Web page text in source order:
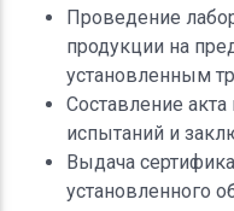
Проведение
продукции на
установленным
Составление
испытаний и
Выдача
установленного